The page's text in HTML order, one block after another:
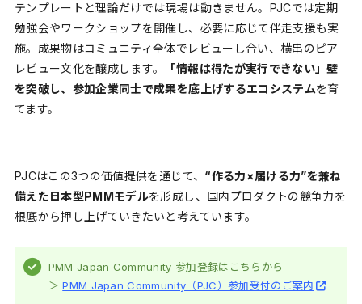
テンプレートと理論だけでは現場は動きません。PJCでは定期
勉強会やワークショップを開催し、必要に応じて伴走支援も実
施。成果物はコミュニティ全体でレビューし合い、横串のピア
レビュー文化を醸成します。
「情報は得たが実行できない」壁
を突破し、参加企業同士で成果を底上げするエコシステムを育
てます。
PJCはこの3つの価値提供を通じて、 “作る力×届ける力”を兼ね
備えた日本型PMMモデルを形成し、国内プロダクトの競争力を
根底から押し上げていきたいと考えています。
PMM Japan Community 参加登録はこちらから
＞PMM Japan Community（PJC）参加受付のご案内